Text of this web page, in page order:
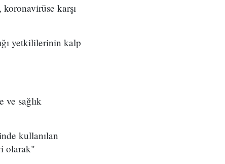
karşı
yetkililerinin kalp
ve sağlık
kullanılan
olarak"